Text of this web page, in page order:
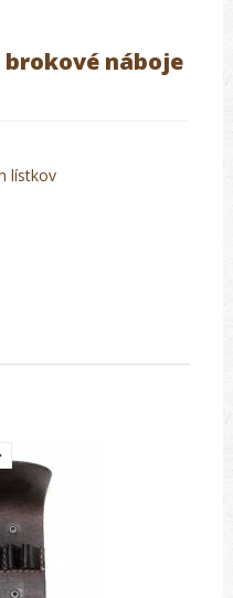
brokové náboje
lístkov